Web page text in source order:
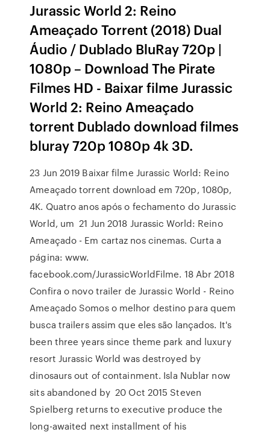
Jurassic World 2: Reino
Ameaçado Torrent (2018) Dual
Áudio / Dublado BluRay 720p |
1080p – Download The Pirate
Filmes HD - Baixar filme Jurassic
World 2: Reino Ameaçado
torrent Dublado download filmes
bluray 720p 1080p 4k 3D.
23 Jun 2019 Baixar filme Jurassic World: Reino
Ameaçado torrent download em 720p, 1080p,
4K. Quatro anos após o fechamento do Jurassic
World, um 21 Jun 2018 Jurassic World: Reino
Ameaçado - Em cartaz nos cinemas. Curta a
página: www.
facebook.com/JurassicWorldFilme. 18 Abr 2018
Confira o novo trailer de Jurassic World - Reino
Ameaçado Somos o melhor destino para quem
busca trailers assim que eles são lançados. It's
been three years since theme park and luxury
resort Jurassic World was destroyed by
dinosaurs out of containment. Isla Nublar now
sits abandoned by 20 Oct 2015 Steven
Spielberg returns to executive produce the
long-awaited next installment of his